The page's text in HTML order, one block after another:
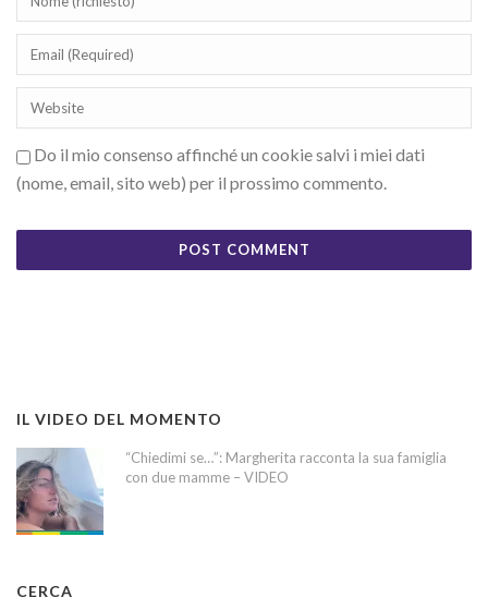
Do il mio consenso affinché un cookie salvi i miei dati
(nome, email, sito web) per il prossimo commento.
IL VIDEO DEL MOMENTO
“Chiedimi se…”: Margherita racconta la sua famiglia
con due mamme – VIDEO
CERCA